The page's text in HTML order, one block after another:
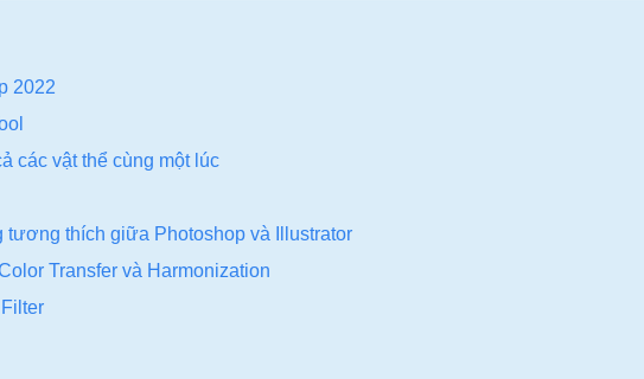
2022
các vật thể cùng một lúc
tương thích giữa Photoshop và Illustrator
Transfer và Harmonization